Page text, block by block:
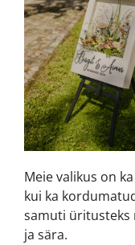
Meie valikus on
kui ka
samuti üritusteks
ja sära.